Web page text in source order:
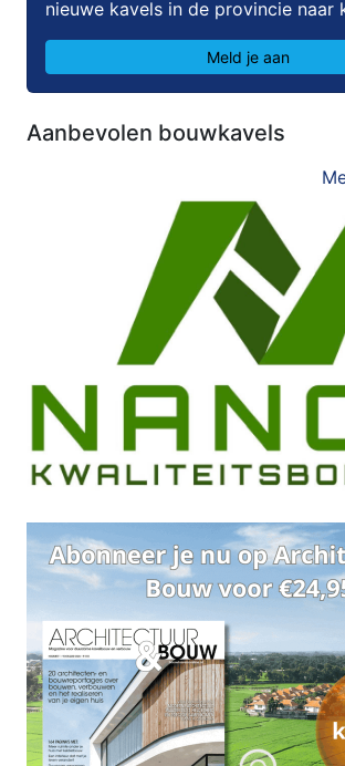
nieuwe kavels in de provincie naar
Meld je aan
Aanbevolen bouwkavels